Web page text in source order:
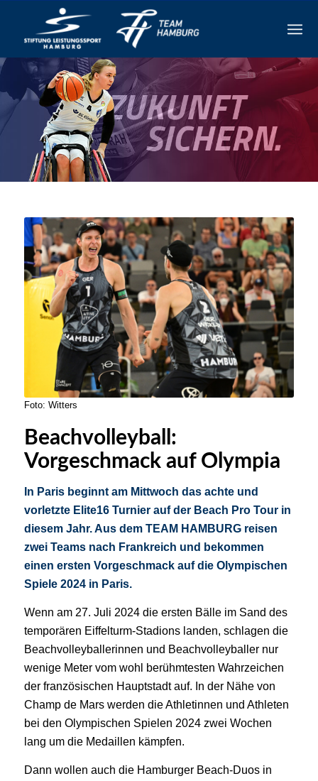
Foto: Witters
Beachvolleyball:
Vorgeschmack auf Olympia
In Paris beginnt am Mittwoch das achte und
vorletzte Elite16 Turnier auf der Beach Pro Tour in
diesem Jahr. Aus dem TEAM HAMBURG reisen
zwei Teams nach Frankreich und bekommen
einen ersten Vorgeschmack auf die Olympischen
Spiele 2024 in Paris.
Wenn am 27. Juli 2024 die ersten Bälle im Sand des
temporären Eiffelturm-Stadions landen, schlagen die
Beachvolleyballerinnen und Beachvolleyballer nur
wenige Meter vom wohl berühmtesten Wahrzeichen
der französischen Hauptstadt auf. In der Nähe von
Champ de Mars werden die Athletinnen und Athleten
bei den Olympischen Spielen 2024 zwei Wochen
lang um die Medaillen kämpfen.
Dann wollen auch die Hamburger Beach-Duos in